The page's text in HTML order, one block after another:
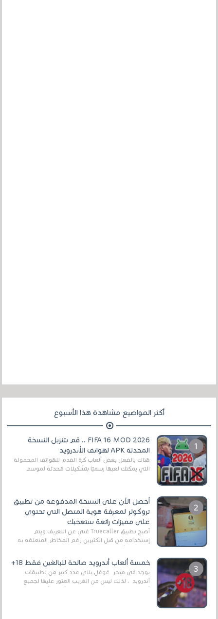
أكثر المواضيع مشاهدة هذا الأسبوع
FIFA 16 MOD 2026 .. قم بتنزيل النسخة
المحدثة APK لهواتف الأندرويد
هناك بالفعل بعض ألعاب كرة القدم للهواتف المحمولة
التي يمكنك لعبها رسميًا بتشكيلات مُحدثة لموسم
أحصل الآن على النسخة المدفوعة من تطبيق
تروكولر لمعرفة هوية المتصل التي تحتوي
على مميزات رائعة ستعجبك
أصبح تطبيق Truecaller غني عن التعريف ويتم
إستخدامه من قبل الكثيرين رغم المخاطر المتعلقه به
خمسة ألعاب أندرويد صالحة للبالغين فقط 18+
يوجد في متجر غوغل بلاي عدد كبير من تطبيقات
أندرويد ، لذلك ليس من الغريب العثور عليها لجميع